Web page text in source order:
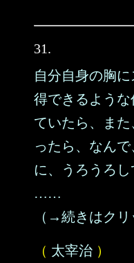
31.
自分自身の胸
得できるよう
ていたら、ま
ったら、なん
に、うろうろし
……
（→続きはクリ
（ 太宰治 ）